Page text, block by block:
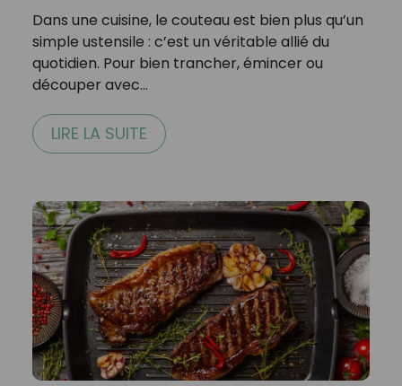
Dans une cuisine, le couteau est bien plus qu’un
simple ustensile : c’est un véritable allié du
quotidien. Pour bien trancher, émincer ou
découper avec…
LIRE LA SUITE